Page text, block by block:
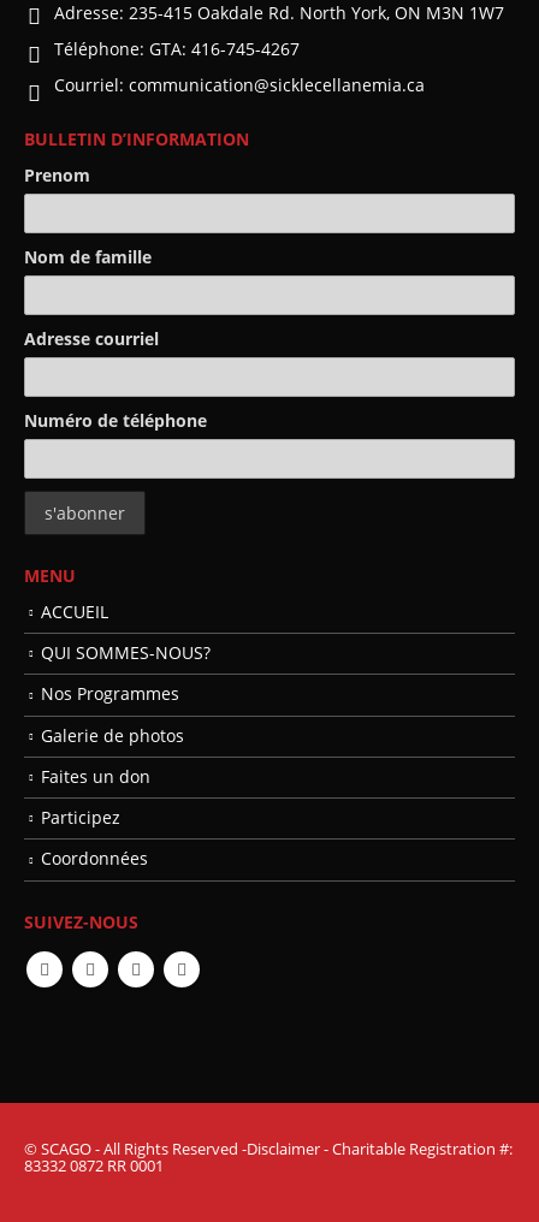
Adresse: 235-415 Oakdale Rd. North York, ON M3N 1W7
Téléphone: GTA: 416-745-4267
Courriel: communication@sicklecellanemia.ca
BULLETIN D’INFORMATION
Prenom
Nom de famille
Adresse courriel
Numéro de téléphone
MENU
ACCUEIL
QUI SOMMES-NOUS?
Nos Programmes
Galerie de photos
Faites un don
Participez
Coordonnées
SUIVEZ-NOUS
© SCAGO - All Rights Reserved -Disclaimer - Charitable Registration #:
83332 0872 RR 0001